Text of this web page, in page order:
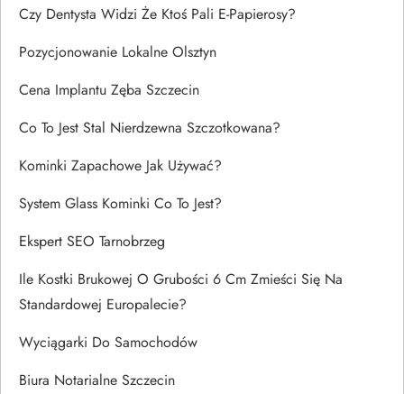
Czy Dentysta Widzi Że Ktoś Pali E-Papierosy?
Pozycjonowanie Lokalne Olsztyn
Cena Implantu Zęba Szczecin
Co To Jest Stal Nierdzewna Szczotkowana?
Kominki Zapachowe Jak Używać?
System Glass Kominki Co To Jest?
Ekspert SEO Tarnobrzeg
Ile Kostki Brukowej O Grubości 6 Cm Zmieści Się Na
Standardowej Europalecie?
Wyciągarki Do Samochodów
Biura Notarialne Szczecin